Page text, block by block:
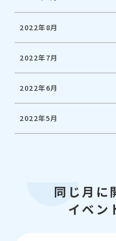
2022年8月
2022年7月
2022年6月
2022年5月
同じ月に
イベン